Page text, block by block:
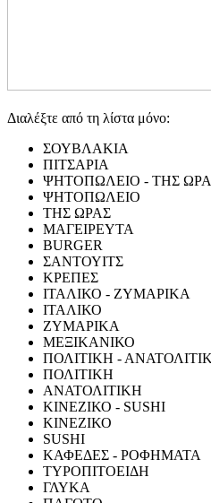
Διαλέξτε από τη λίστα μόνο:
ΣΟΥΒΛΑΚΙΑ
ΠΙΤΣΑΡΙΑ
ΨΗΤΟΠΩΛΕΙΟ - ΤΗΣ
ΨΗΤΟΠΩΛΕΙΟ
ΤΗΣ ΩΡΑΣ
ΜΑΓΕΙΡΕΥΤΑ
BURGER
ΣΑΝΤΟΥΙΤΣ
ΚΡΕΠΕΣ
ΙΤΑΛΙΚΟ - ΖΥΜΑΡΙΚΑ
ΙΤΑΛΙΚΟ
ΖΥΜΑΡΙΚΑ
ΜΕΞΙΚΑΝΙΚΟ
ΠΟΛΙΤΙΚΗ -
ΠΟΛΙΤΙΚΗ
ΑΝΑΤΟΛΙΤΙΚΗ
ΚΙΝΕΖΙΚΟ - SUSHI
ΚΙΝΕΖΙΚΟ
SUSHI
ΚΑΦΕΔΕΣ - ΡΟΦΗΜΑΤΑ
ΤΥΡΟΠΙΤΟΕΙΔΗ
ΓΛΥΚΑ